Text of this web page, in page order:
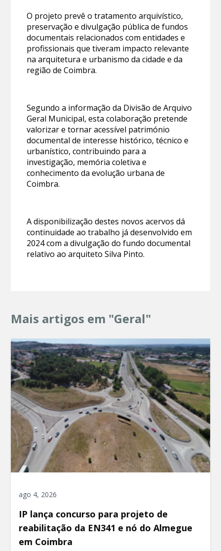
O projeto prevê o tratamento arquivístico,
preservação e divulgação pública de fundos
documentais relacionados com entidades e
profissionais que tiveram impacto relevante
na arquitetura e urbanismo da cidade e da
região de Coimbra.
Segundo a informação da Divisão de Arquivo
Geral Municipal, esta colaboração pretende
valorizar e tornar acessível património
documental de interesse histórico, técnico e
urbanístico, contribuindo para a
investigação, memória coletiva e
conhecimento da evolução urbana de
Coimbra.
A disponibilização destes novos acervos dá
continuidade ao trabalho já desenvolvido em
2024 com a divulgação do fundo documental
relativo ao arquiteto Silva Pinto.
Mais artigos em "Geral"
ago 4, 2026
IP lança concurso para projeto de
reabilitação da EN341 e nó do Almegue
em Coimbra